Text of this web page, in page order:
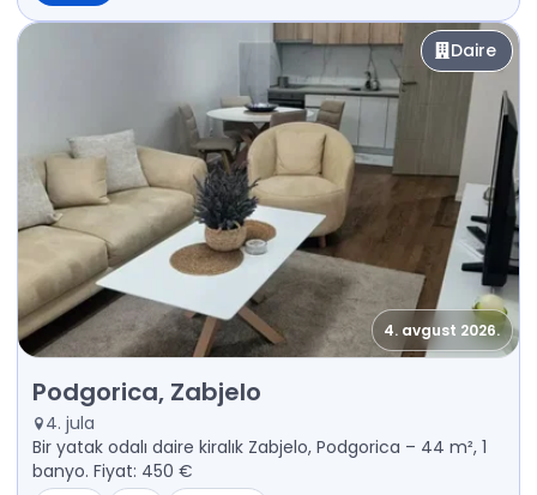
Daire
4. avgust 2026.
Kiralık - Daire Podgorica, Zabjelo
Podgorica, Zabjelo
4. jula
Bir yatak odalı daire kiralık Zabjelo, Podgorica – 44 m², 1
banyo. Fiyat: 450 €